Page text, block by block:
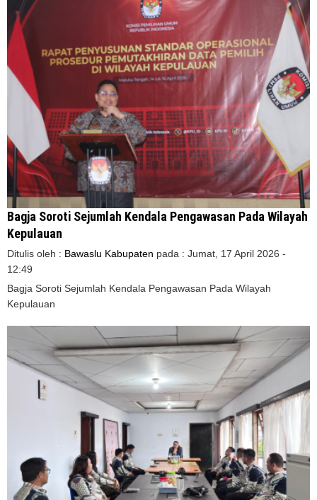
Bagja Soroti Sejumlah Kendala Pengawasan Pada Wilayah
Kepulauan
Ditulis oleh : Bawaslu Kabupaten pada : Jumat, 17 April 2026 -
12:49
Bagja Soroti Sejumlah Kendala Pengawasan Pada Wilayah
Kepulauan